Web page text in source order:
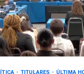
TITULARES ÚLTIMA